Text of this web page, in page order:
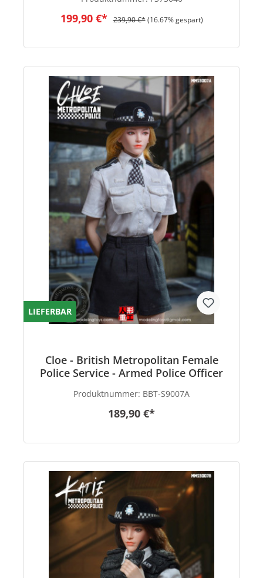
199,90 €* 239,90 €* (16.67% gespart)
LIEFERBAR
Cloe - British Metropolitan Female
Police Service - Armed Police Officer
Produktnummer: BBT-S9007A
189,90 €*